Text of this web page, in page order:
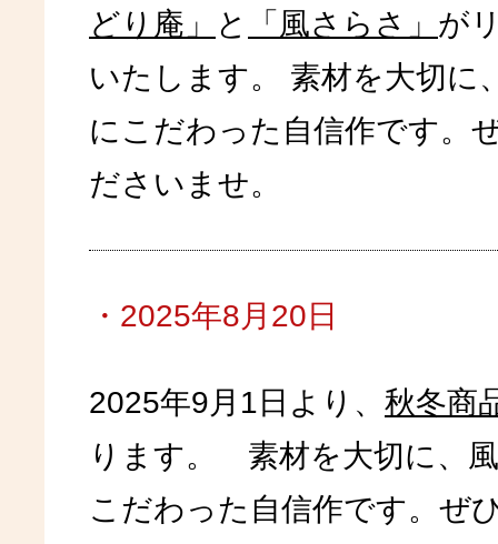
どり庵」
と 「風さらさ」 が
いたします。 素材を大切に
にこだわった自信作です。
ださいませ。
・2025年8月20日
2025年9月1日より、 秋冬商
ります。 素材を大切に、
こだわった自信作です。ぜ